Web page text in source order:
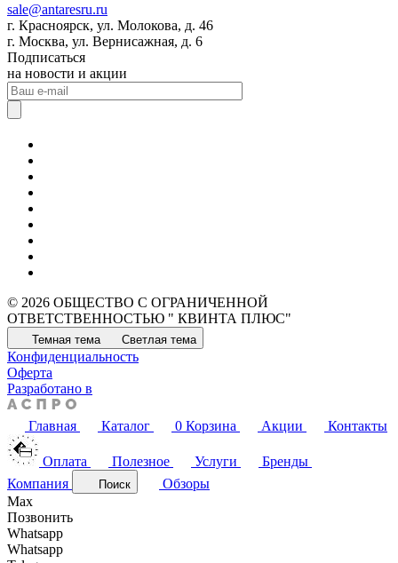
sale@antaresru.ru
г. Красноярск, ул. Молокова, д. 46
г. Москва, ул. Вернисажная, д. 6
Подписаться
на новости и акции
© 2026 ОБЩЕСТВО С ОГРАНИЧЕННОЙ
ОТВЕТСТВЕННОСТЬЮ " КВИНТА ПЛЮС"
Темная тема Светлая тема
Конфиденциальность
Оферта
Разработано в
Главная Каталог 0 Корзина Акции Контакты
Оплата Полезное Услуги
Бренды
Компания
Поиск
Обзоры
Max
Позвонить
Whatsapp
Whatsapp